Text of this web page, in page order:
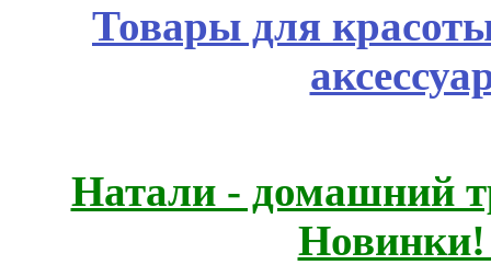
Товары для
Натали - домашний